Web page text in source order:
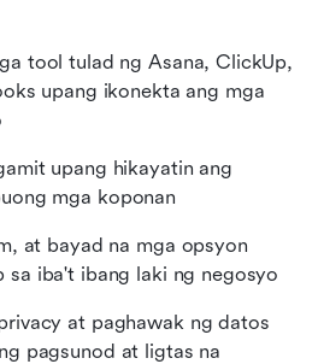
tool tulad ng Asana, ClickUp,
upang ikonekta ang mga
upang hikayatin ang
mga koponan
at bayad na mga opsyon
sa iba't ibang laki ng negosyo
at paghawak ng datos
pagsunod at ligtas na